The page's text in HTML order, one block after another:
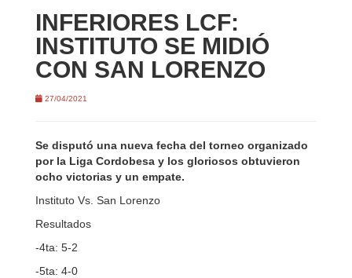
INFERIORES LCF:
INSTITUTO SE MIDIÓ
CON SAN LORENZO
27/04/2021
Se disputó una nueva fecha del torneo organizado
por la Liga Cordobesa y los gloriosos obtuvieron
ocho victorias y un empate.
Instituto Vs. San Lorenzo
Resultados
‐4ta: 5-2
‐5ta: 4-0